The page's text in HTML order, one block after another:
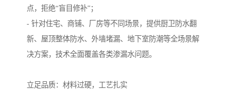
点，拒绝“盲目修补”；
- 针对住宅、商铺、厂房等不同场景，提供厨卫防水翻
新、屋顶整体防水、外墙堵漏、地下室防潮等全场景解
决方案，技术全面覆盖各类渗漏水问题。
立足品质：材料过硬，工艺扎实